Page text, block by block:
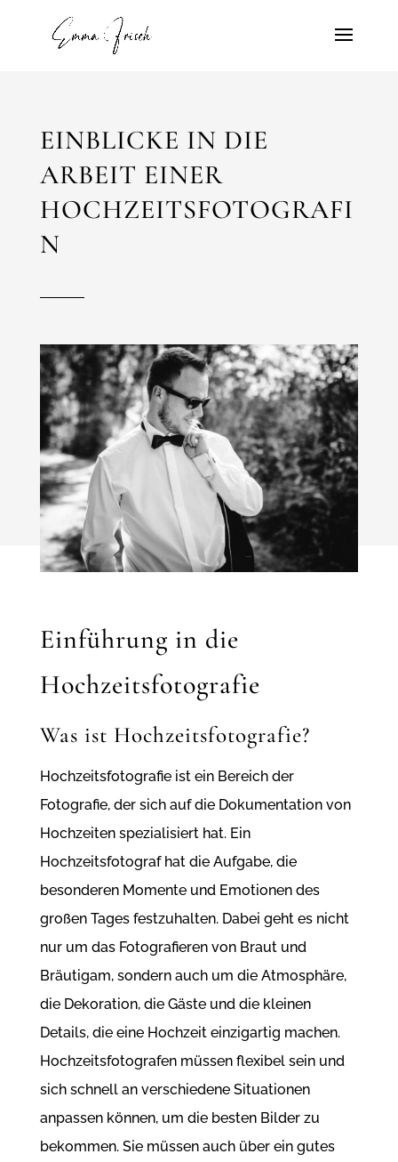
EINBLICKE IN DIE
ARBEIT EINER
HOCHZEITSFOTOGRAFI
N
Einführung in die
Hochzeitsfotografie
Was ist Hochzeitsfotografie?
Hochzeitsfotografie ist ein Bereich der
Fotografie, der sich auf die Dokumentation von
Hochzeiten spezialisiert hat. Ein
Hochzeitsfotograf hat die Aufgabe, die
besonderen Momente und Emotionen des
großen Tages festzuhalten. Dabei geht es nicht
nur um das Fotografieren von Braut und
Bräutigam, sondern auch um die Atmosphäre,
die Dekoration, die Gäste und die kleinen
Details, die eine Hochzeit einzigartig machen.
Hochzeitsfotografen müssen flexibel sein und
sich schnell an verschiedene Situationen
anpassen können, um die besten Bilder zu
bekommen. Sie müssen auch über ein gutes